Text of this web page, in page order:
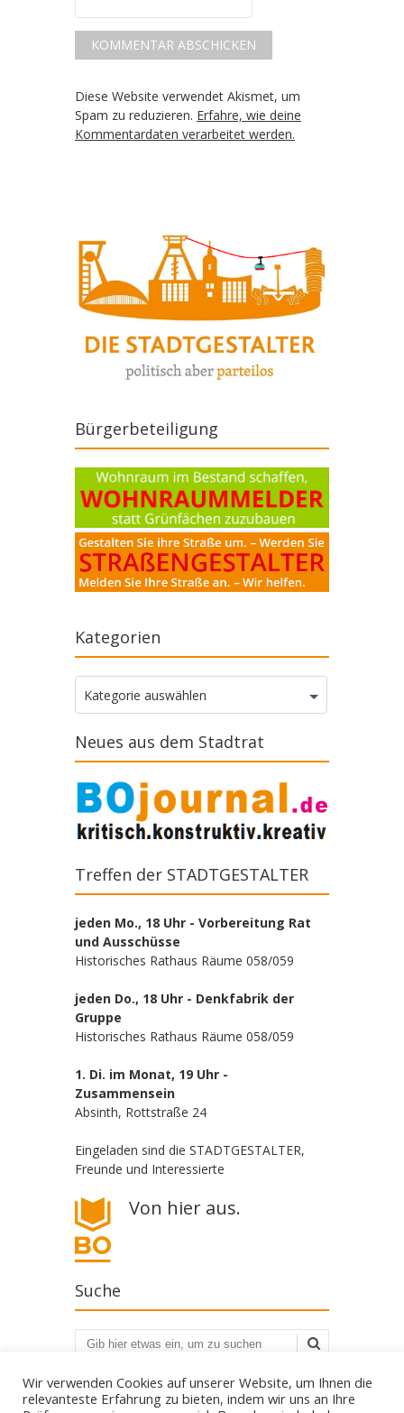
Diese Website verwendet Akismet, um
Spam zu reduzieren. Erfahre, wie deine
Kommentardaten verarbeitet werden.
Bürgerbeteiligung
Kategorien
Kategorien
Kategorie auswählen
Neues aus dem Stadtrat
Treffen der STADTGESTALTER
jeden Mo., 18 Uhr - Vorbereitung Rat
und Ausschüsse
Historisches Rathaus Räume 058/059
jeden Do., 18 Uhr - Denkfabrik der
Gruppe
Historisches Rathaus Räume 058/059
1. Di. im Monat, 19 Uhr -
Zusammensein
Absinth, Rottstraße 24
Eingeladen sind die STADTGESTALTER,
Freunde und Interessierte
Von hier aus.
Suche
Suchen
Wir verwenden Cookies auf unserer Website, um Ihnen die
relevanteste Erfahrung zu bieten, indem wir uns an Ihre